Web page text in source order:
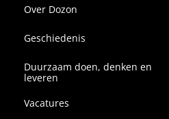
Over Dozon
Geschiedenis
Duurzaam doen, denken en
leveren
Vacatures